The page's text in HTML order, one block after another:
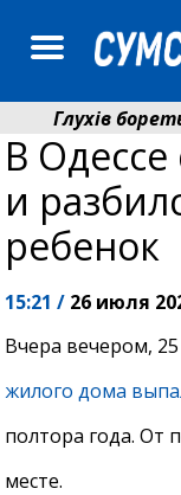
Глухів
Пенсійний
В Одессе
и
ребенок
15:21 / 26 июля
Вчера вечером,
жилого дома
полтора года. От
месте.